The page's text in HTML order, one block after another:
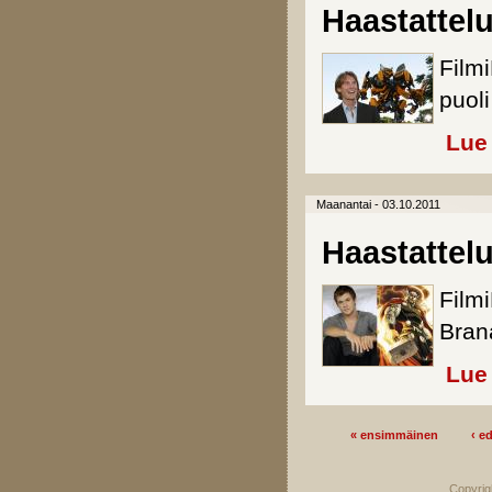
Maanantai - 03.10.2011
« ensimmäinen ‹